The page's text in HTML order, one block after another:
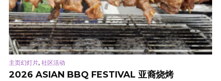
主页幻灯片, 社区活动
2026 ASIAN BBQ FESTIVAL 亚裔烧烤